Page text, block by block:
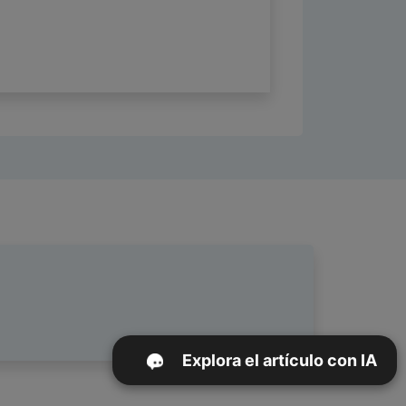
Explora el artículo con IA